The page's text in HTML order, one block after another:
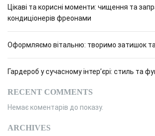
Цікаві та корисні моменти: чищення та
кондиціонерів фреонами
Оформляємо вітальню: творимо затишок
Гардероб у сучасному інтер’єрі: стиль та
RECENT COMMENTS
Немає коментарів до показу.
ARCHIVES